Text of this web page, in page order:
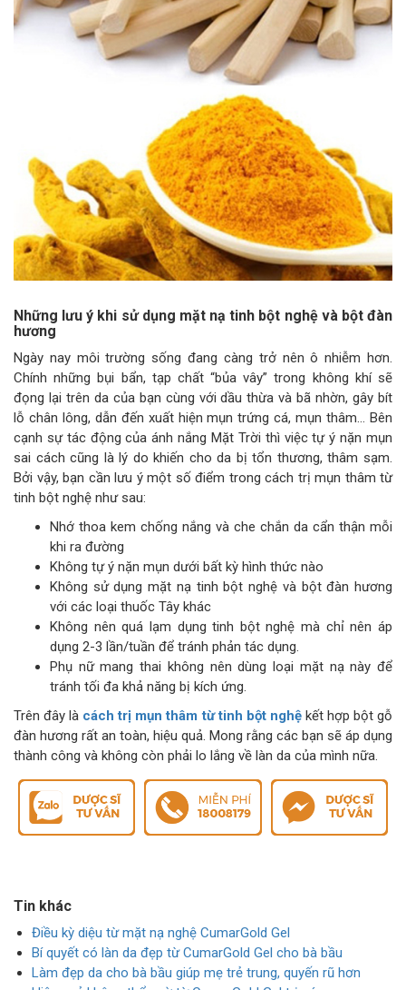
Những lưu ý khi sử dụng mặt nạ tinh bột nghệ và bột đàn
hương
Ngày nay môi trường sống đang càng trở nên ô nhiễm hơn.
Chính những bụi bẩn, tạp chất “bủa vây” trong không khí sẽ
đọng lại trên da của bạn cùng với dầu thừa và bã nhờn, gây bít
lỗ chân lông, dẫn đến xuất hiện mụn trứng cá, mụn thâm… Bên
cạnh sự tác động của ánh nắng Mặt Trời thì việc tự ý nặn mụn
sai cách cũng là lý do khiến cho da bị tổn thương, thâm sạm.
Bởi vậy, bạn cần lưu ý một số điểm trong cách trị mụn thâm từ
tinh bột nghệ như sau:
Nhớ thoa kem chống nắng và che chắn da cẩn thận mỗi
khi ra đường
Không tự ý nặn mụn dưới bất kỳ hình thức nào
Không sử dụng mặt nạ tinh bột nghệ và bột đàn hương
với các loại thuốc Tây khác
Không nên quá lạm dụng tinh bột nghệ mà chỉ nên áp
dụng 2-3 lần/tuần để tránh phản tác dụng.
Phụ nữ mang thai không nên dùng loại mặt nạ này để
tránh tối đa khả năng bị kích ứng.
Trên đây là cách trị mụn thâm từ tinh bột nghệkết hợp bột gỗ
đàn hương rất an toàn, hiệu quả. Mong rằng các bạn sẽ áp dụng
thành công và không còn phải lo lắng về làn da của mình nữa.
Tin khác
Điều kỳ diệu từ mặt nạ nghệ CumarGold Gel
Bí quyết có làn da đẹp từ CumarGold Gel cho bà bầu
Làm đẹp da cho bà bầu giúp mẹ trẻ trung, quyến rũ hơn